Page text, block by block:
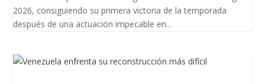
2026, consiguiendo su primera victoria de la temporada
después de una actuación impecable en...